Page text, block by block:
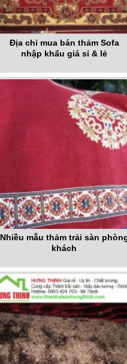
Địa chỉ mua bán thảm Sofa
nhập khẩu giá sỉ & lẻ
Nhiều mẫu thảm trải sàn
khách